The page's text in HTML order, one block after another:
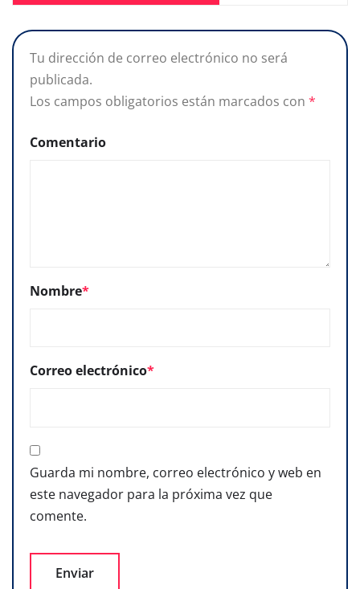
Tu dirección de correo electrónico no será
publicada.
Los campos obligatorios están marcados con *
Comentario
Nombre*
Correo electrónico*
Guarda mi nombre, correo electrónico y web en
este navegador para la próxima vez que
comente.